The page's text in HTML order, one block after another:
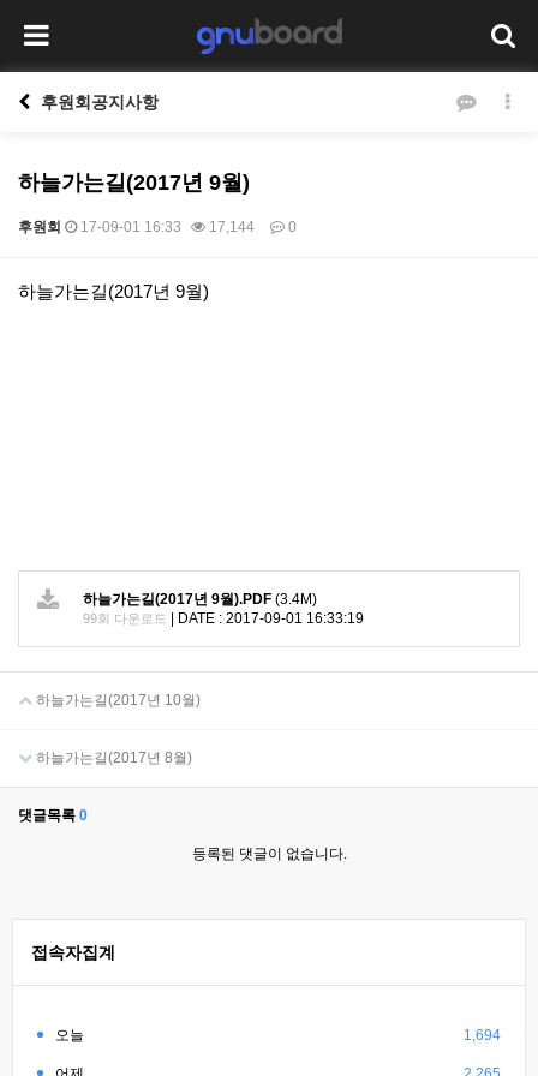
후원회공지사항
하늘가는길(2017년 9월)
후원회 17-09-01 16:33 17,144 0
본문
하늘가는길(2017년 9월)
하늘가는길(2017년 9월).PDF (3.4M)
99회 다운로드 DATE : 2017-09-01 16:33:19
하늘가는길(2017년 10월)
하늘가는길(2017년 8월)
댓글목록 0
등록된 댓글이 없습니다.
접속자집계
오늘 1,694